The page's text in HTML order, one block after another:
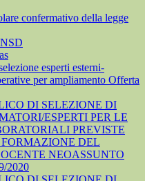
confermativo della legge
esperti esterni-
per ampliamento Offerta
DI SELEZIONE DI
ESPERTI PER LE
PREVISTE
DEL
NEOASSUNTO
2020